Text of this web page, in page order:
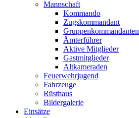
Mannschaft
Kommando
Zugskommandant
Gruppenkommandanten
Ämterführer
Aktive Mitglieder
Gastmitglieder
Altkameraden
Feuerwehrjugend
Fahrzeuge
Rüsthaus
Bildergalerie
Einsätze